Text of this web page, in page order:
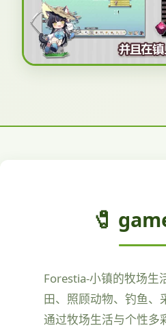
🧷
Forestia-小镇的牧场生
田、照顾动物、钓鱼、
通过牧场生活与个性多